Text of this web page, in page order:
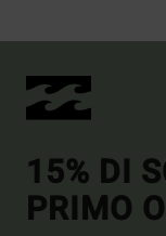
15% DI
PRIMO